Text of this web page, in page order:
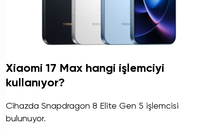
Xiaomi 17 Max hangi işlemciyi
kullanıyor?
Cihazda Snapdragon 8 Elite Gen 5 işlemcisi
bulunuyor.